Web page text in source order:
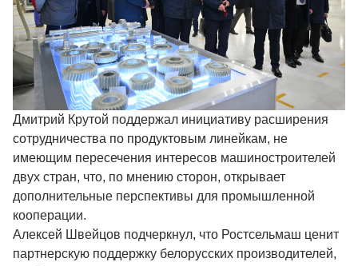
Дмитрий Крутой поддержал инициативу расширения
сотрудничества по продуктовым линейкам, не
имеющим пересечения интересов машиностроителей
двух стран, что, по мнению сторон, открывает
дополнительные перспективы для промышленной
кооперации.
Алексей Швейцов подчеркнул, что Ростсельмаш ценит
партнерскую поддержку белорусских производителей,